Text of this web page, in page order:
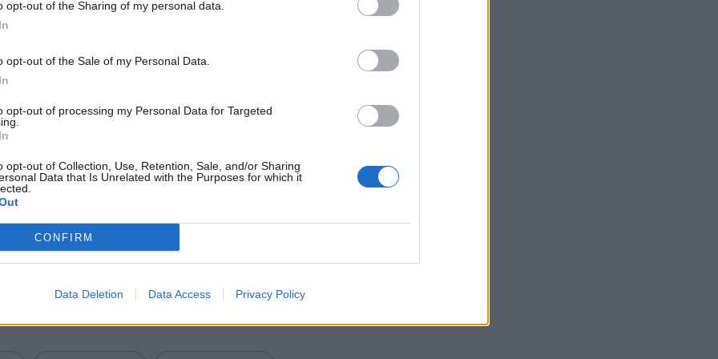
opt-out of the Sharing of my personal data.
opt-out of the Sale of my Personal Data.
opt-out of processing my Personal Data for Targeted
opt-out of Collection, Use, Retention, Sale, and/or Sharing
Data that Is Unrelated with the Purposes for which it
CONFIRM
Data Deletion Data Access Privacy Policy
και το αντίστοιχο POS δεν ήταν
τα ανάλογα πρόστιμα και να ανασταλεί η
επιτόπιων ελέγχων σε δύο επιχειρήσεις
είχαν παραλείψει να διασυνδέσουν τα
να καταλογιστούν σε βάρος τους τα
Copy Link